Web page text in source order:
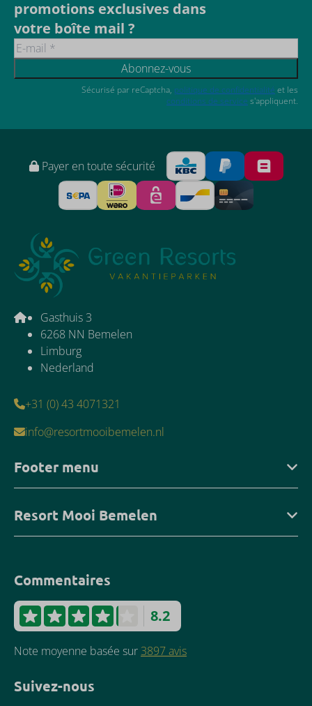
promotions exclusives dans
votre boîte mail ?
Abonnez-vous
Sécurisé par reCaptcha, politique de confidentialité et les
conditions de service s'appliquent.
Payer en toute sécurité
Gasthuis 3
6268 NN Bemelen
Limburg
Nederland
+31 (0) 43 4071321
info@resortmooibemelen.nl
Footer menu
Resort Mooi Bemelen
Commentaires
8.2
Note moyenne basée sur 3897 avis
Suivez-nous